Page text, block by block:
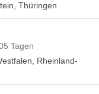
Thüringen
Tagen
Rheinland-